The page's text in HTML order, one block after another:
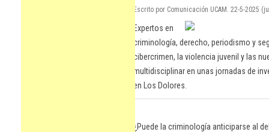
Escrito por Comunicación UCAM. 22-5-2025
Expertos en
criminología, derecho, periodismo y
cibercrimen, la violencia juvenil y las
multidisciplinar en unas jornadas de
en Los Dolores.
¿Puede la criminología anticiparse al